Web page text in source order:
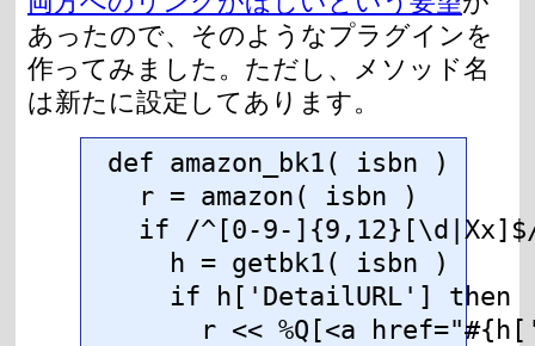
あったので、そのようなプラグインを
作ってみました。ただし、メソッド名
は新たに設定してあります。
def amazon_bk1( isbn )
  r = amazon( isbn )
if /^[0-9-
    h = getbk1( isbn )
    if h['DetailURL'] then
r << %Q[<a